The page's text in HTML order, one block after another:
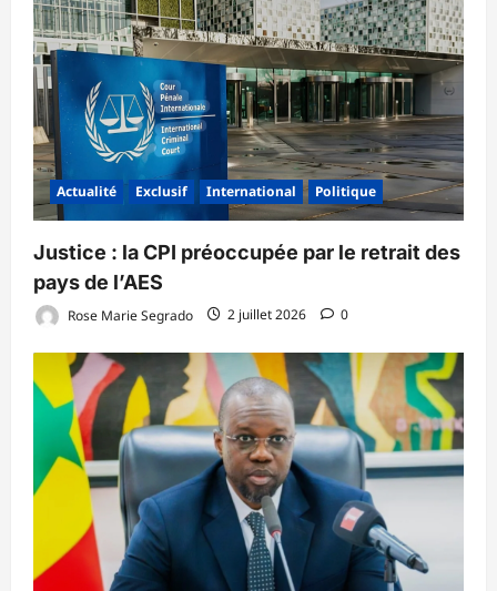
Actualité Exclusif International Politique
‎Justice : la CPI préoccupée par le retrait des
pays de l’AES ‎
Rose Marie Segrado 2 juillet 2026 0